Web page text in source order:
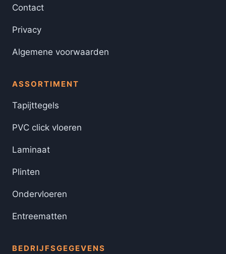
Contact
Privacy
Algemene voorwaarden
ASSORTIMENT
Tapijttegels
PVC click vloeren
Laminaat
Plinten
Ondervloeren
Entreematten
BEDRIJFSGEGEVENS